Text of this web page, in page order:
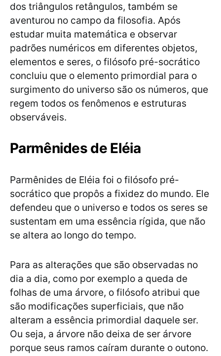
dos triângulos retângulos, também se
aventurou no campo da filosofia. Após
estudar muita matemática e observar
padrões numéricos em diferentes objetos,
elementos e seres, o filósofo pré-socrático
concluiu que o elemento primordial para o
surgimento do universo são os números, que
regem todos os fenômenos e estruturas
observáveis.
Parmênides de Eléia
Parmênides de Eléia foi o filósofo pré-
socrático que propôs a fixidez do mundo. Ele
defendeu que o universo e todos os seres se
sustentam em uma essência rígida, que não
se altera ao longo do tempo.
Para as alterações que são observadas no
dia a dia, como por exemplo a queda de
folhas de uma árvore, o filósofo atribui que
são modificações superficiais, que não
alteram a essência primordial daquele ser.
Ou seja, a árvore não deixa de ser árvore
porque seus ramos caíram durante o outono.